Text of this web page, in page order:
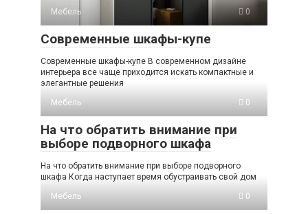
Мебель 0
Современные шкафы-купе
Современные шкафы-купе В современном дизайне
интерьера все чаще приходится искать компактные и
элегантные решения
Мебель
0
На что обратить внимание при
выборе подворного шкафа
На что обратить внимание при выборе подворного
шкафа Когда наступает время обустраивать свой дом
Мебель
0